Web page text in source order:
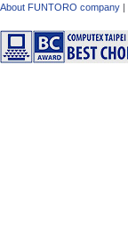
About FUNTORO company |